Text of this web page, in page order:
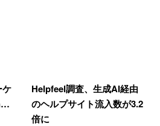
ケ
Helpfeel調査、生成AI経由
のヘルプサイト流入数が3.2
倍に